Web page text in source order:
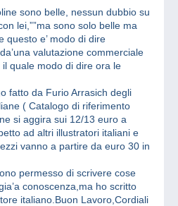
sono belle, nessun dubbio su
lei,””ma sono solo belle ma
questo e’ modo di dire
valutazione commerciale
quale modo di dire ora le
fatto da Furio Arrasich degli
( Catalogo di riferimento
si aggira sui 12/13 euro a
ad altri illustratori italiani e
vanno a partire da euro 30 in
permesso di scrivere cose
conoscenza,ma ho scritto
italiano.Buon Lavoro,Cordiali